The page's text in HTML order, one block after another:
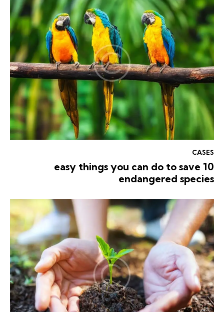
CASES
10 easy things you can do to save
endangered species